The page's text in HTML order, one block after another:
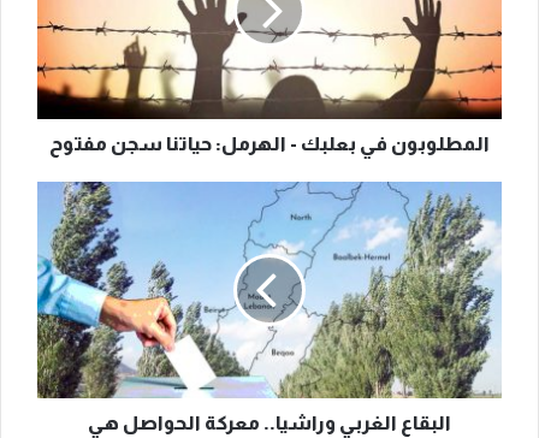
حياتنا
سجن
مفتوح
المطلوبون في بعلبك - الهرمل: حياتنا سجن مفتوح
البقاع
الغربي
وراشيا..
معركة
الحواصل
هي
الأساس
وخمس
لوائح
البقاع الغربي وراشيا.. معركة الحواصل هي